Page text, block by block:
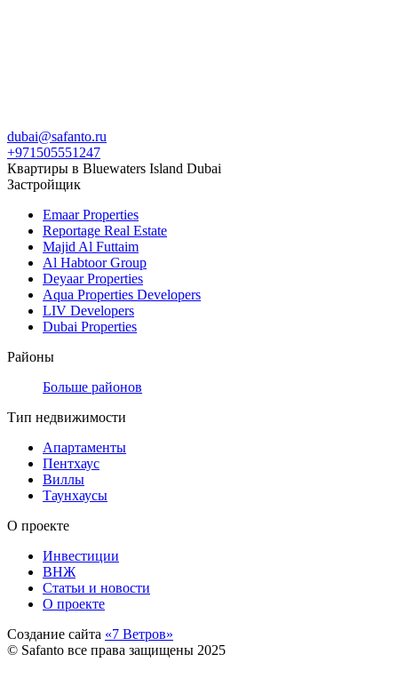
dubai@safanto.ru
+971505551247
Квартиры в Bluewaters Island Dubai
Застройщик
Emaar Properties
Reportage Real Estate
Majid Al Futtaim
Al Habtoor Group
Deyaar Properties
Aqua Properties Developers
LIV Developers
Dubai Properties
Районы
Больше районов
Тип недвижимости
Апартаменты
Пентхаус
Виллы
Таунхаусы
О проекте
Инвестиции
ВНЖ
Статьи и новости
О проекте
Создание сайта «7 Ветров»
© Safanto все права защищены 2025